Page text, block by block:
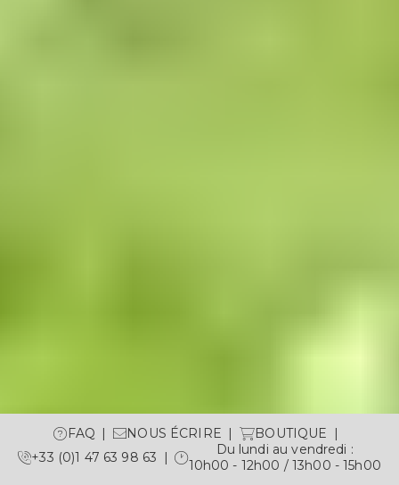
RÉSERVER
FAQ NOUS ÉCRIRE
BOUTIQUE
+33 (0)1 47 63 98 63
Du lundi au vendredi :
10h00 - 12h00 / 13h00 - 15h00